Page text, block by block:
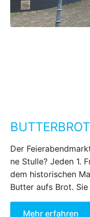
Der
ne Stulle? Jeden 1.
dem historischen
Butter aufs Brot.
Mehr erfahren